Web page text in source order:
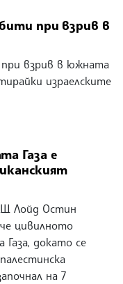
при взрив в
при взрив в южната
израелските
Газа е
Лойд Остин
цивилното
Газа, докато се
на 7